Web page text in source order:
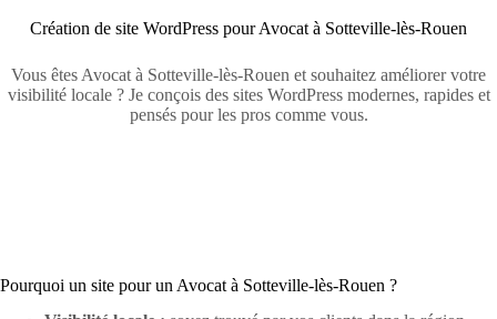
Création de site WordPress pour Avocat à Sotteville-lès-Rouen
Vous êtes Avocat à Sotteville-lès-Rouen et souhaitez améliorer votre
visibilité locale ? Je conçois des sites WordPress modernes, rapides et
pensés pour les pros comme vous.
Pourquoi un site pour un Avocat à Sotteville-lès-Rouen ?